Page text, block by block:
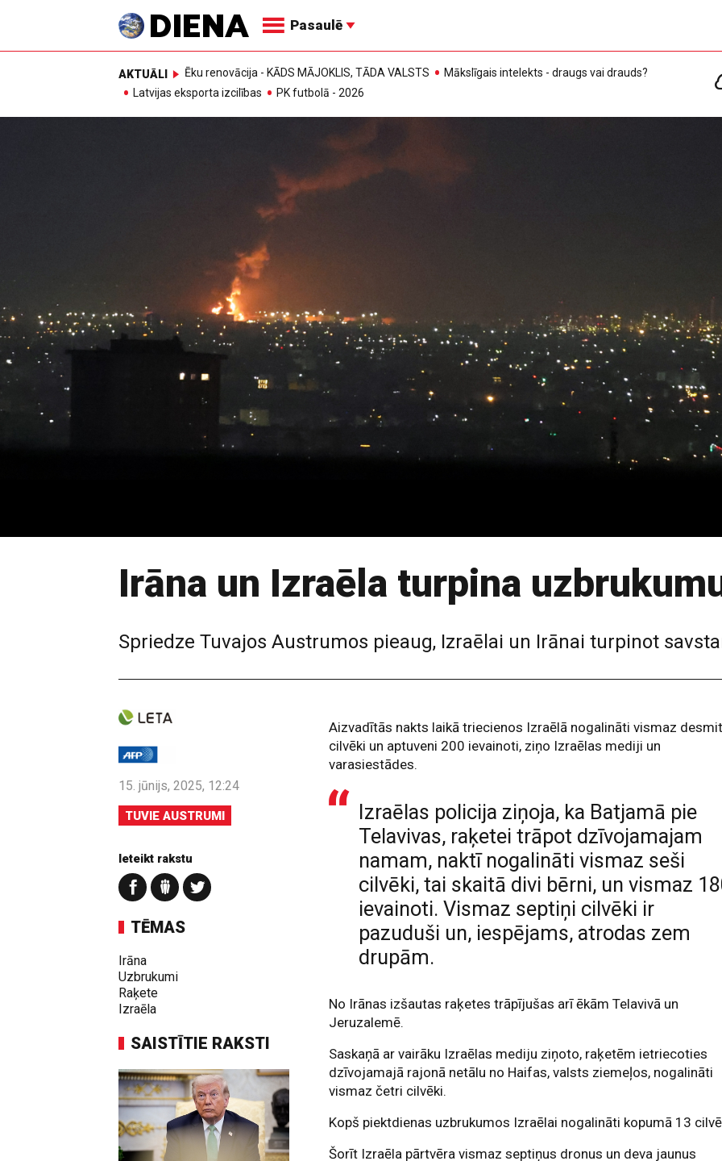
Pasaulē
AKTUĀLI Ēku renovācija - KĀDS MĀJOKLIS, TĀDA VALSTS
Mākslīgais intelekts - draugs vai drauds?
Latvijas eksporta izcilības
PK futbolā - 2026
Irāna un Izraēla turpina
Spriedze Tuvajos Austrumos pieaug, Izraēlai un Irānai turpinot
15. jūnijs, 2025, 12:24
TUVIE AUSTRUMI
Ieteikt rakstu
TĒMAS
Irāna
Uzbrukumi
Raķete
Izraēla
SAISTĪTIE RAKSTI
Aizvadītās nakts laikā triecienos Izraēlā nogalināti vismaz desmit
cilvēki un aptuveni 200 ievainoti, ziņo Izraēlas mediji un
varasiestādes.
Izraēlas policija ziņoja, ka Batjamā pie
Telavivas, raķetei trāpot dzīvojamajam
namam, naktī nogalināti vismaz seši
cilvēki, tai skaitā divi bērni, un vismaz
ievainoti. Vismaz septiņi cilvēki ir
pazuduši un, iespējams, atrodas zem
drupām.
No Irānas izšautas raķetes trāpījušas arī ēkām Telavivā un
Jeruzalemē.
Saskaņā ar vairāku Izraēlas mediju ziņoto, raķetēm ietriecoties
dzīvojamajā rajonā netālu no Haifas, valsts ziemeļos, nogalināti
vismaz četri cilvēki.
Kopš piektdienas uzbrukumos Izraēlai nogalināti kopumā 13
Šorīt Izraēla pārtvēra vismaz septiņus dronus un deva jaunus